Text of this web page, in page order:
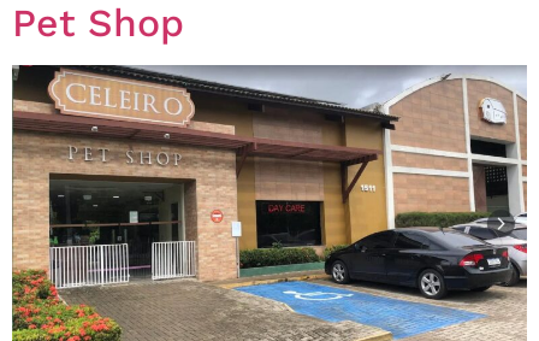
Pet Shop